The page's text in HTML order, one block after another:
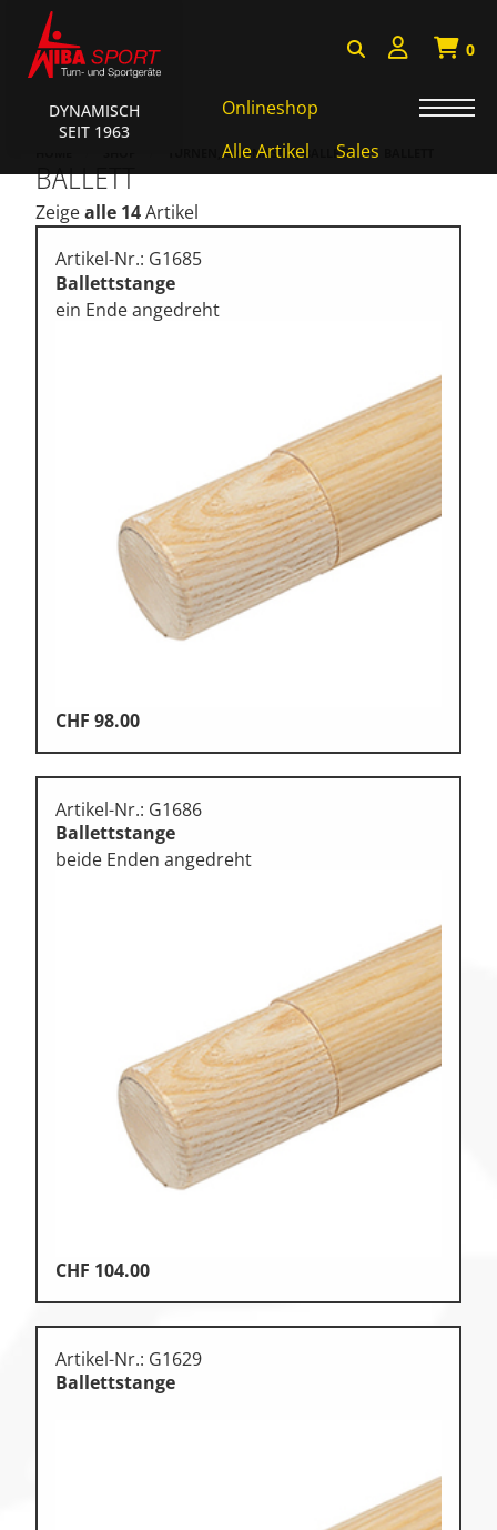
DYNAMISCH
SEIT 1963
0
Onlineshop
Alle Artikel
Sales
Badminton, Faustball
Bälle, Ballzubehör
Hockey, Base-, Tchouk-,
Kampfsport
Klettern
Leichtathletik
Objekteinrichtungen
Therapiebedarf
Turnen, Gymnastik, Ballett
TURNEN, GYMNASTIK, BALLETT
BALLETT
Zeigealle 14Artikel
Artikel-Nr.: G1685
Ballettstange
ein Ende angedreht
CHF 98.00
Artikel-Nr.: G1686
Ballettstange
beide Enden angedreht
CHF 104.00
Artikel-Nr.: G1629
Ballettstange